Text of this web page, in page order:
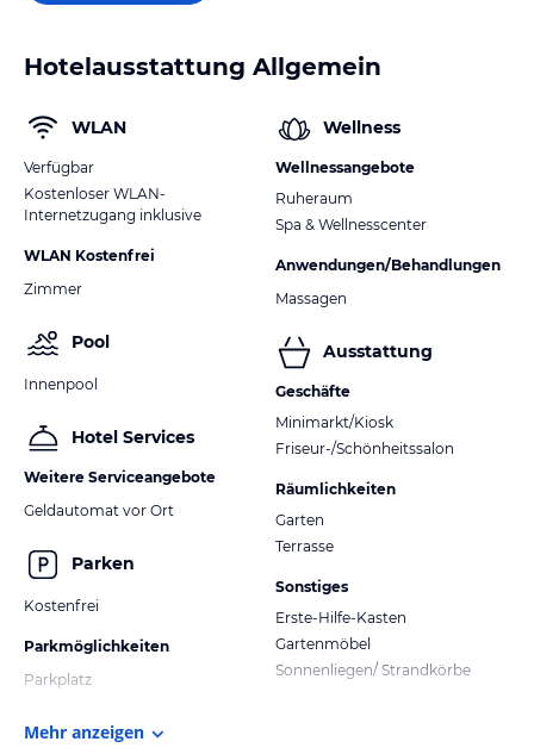
Hotelausstattung Allgemein
WLAN
Verfügbar
Kostenloser WLAN-
Internetzugang inklusive
WLAN Kostenfrei
Zimmer
Pool
Innenpool
Hotel Services
Weitere Serviceangebote
Geldautomat vor Ort
Parken
Kostenfrei
Parkmöglichkeiten
Parkplatz
Wellness
Wellnessangebote
Ruheraum
Spa & Wellnesscenter
Anwendungen/Behandlungen
Massagen
Ausstattung
Geschäfte
Minimarkt/Kiosk
Friseur-/Schönheitssalon
Räumlichkeiten
Garten
Terrasse
Sonstiges
Erste-Hilfe-Kasten
Gartenmöbel
Sonnenliegen/ Strandkörbe
Mehr anzeigen